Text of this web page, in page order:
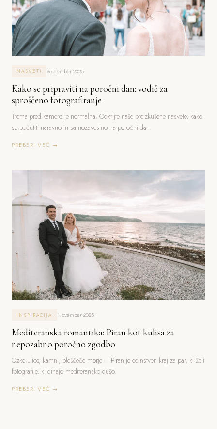
NASVETI September 2025
Kako se pripraviti na poročni dan: vodič za
sproščeno fotografiranje
Trema pred kamero je normalna. Odkrijte naše preizkušene nasvete, kako
se počutiti naravno in samozavestno na poročni dan.
PREBERI VEČ →
INSPIRACIJA November 2025
Mediteranska romantika: Piran kot kulisa za
nepozabno poročno zgodbo
Ozke ulice, kamni, bleščeče morje – Piran je edinstven kraj za par, ki želi
fotografije, ki dihajo mediteransko dušo.
PREBERI VEČ →